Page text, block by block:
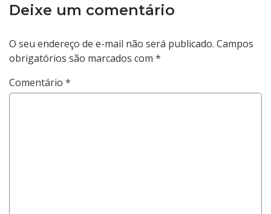
Deixe um comentário
O seu endereço de e-mail não será publicado. Campos
obrigatórios são marcados com *
Comentário *